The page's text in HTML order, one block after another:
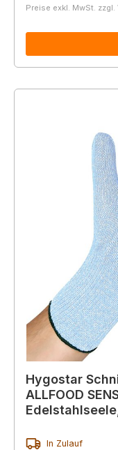
Preise exkl. MwSt.
Hygostar
ALLFOOD
In Zulauf